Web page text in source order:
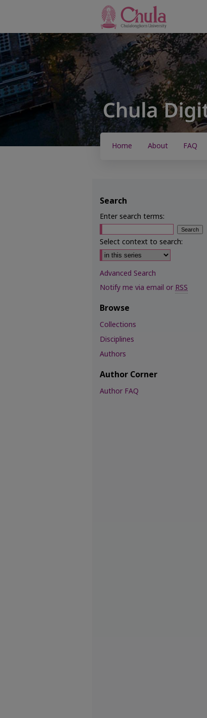
Home About FAQ
Search
Enter search terms:
Select context to search:
Advanced Search
Notify me via email orRSS
Browse
Collections
Disciplines
Authors
Author Corner
Author FAQ